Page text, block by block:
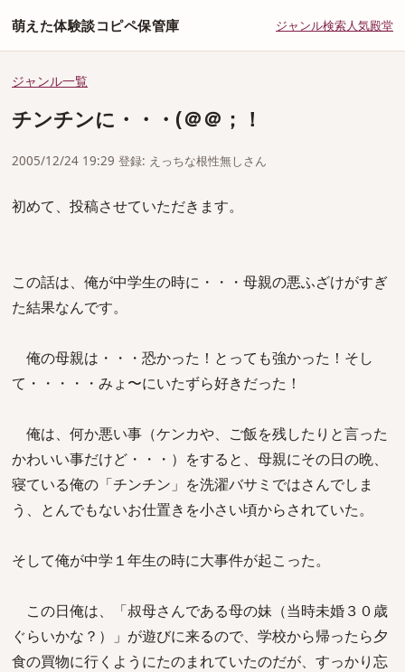
萌えた体験談コピペ保管庫 ジャンル検索人気殿堂
ジャンル一覧
チンチンに・・・(＠＠；！
2005/12/24 19:29 登録: えっちな根性無しさん
初めて、投稿させていただきます。
この話は、俺が中学生の時に・・・母親の悪ふざけがすぎ
た結果なんです。
俺の母親は・・・恐かった！とっても強かった！そし
て・・・・・みょ〜にいたずら好きだった！
俺は、何か悪い事（ケンカや、ご飯を残したりと言った
かわいい事だけど・・・）をすると、母親にその日の晩、
寝ている俺の「チンチン」を洗濯バサミではさんでしま
う、とんでもないお仕置きを小さい頃からされていた。
そして俺が中学１年生の時に大事件が起こった。
この日俺は、「叔母さんである母の妹（当時未婚３０歳
ぐらいかな？）」が遊びに来るので、学校から帰ったら夕
食の買物に行くようにたのまれていたのだが、すっかり忘